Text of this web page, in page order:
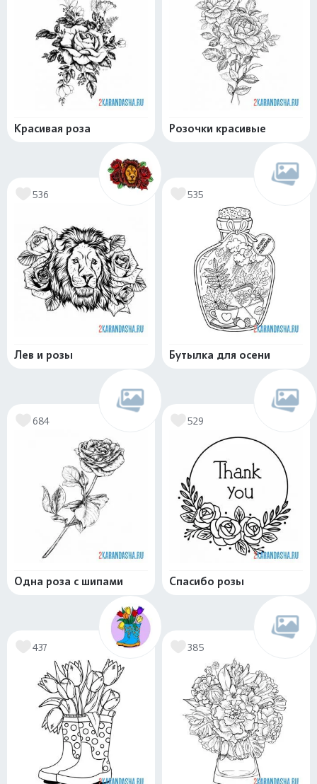
Красивая роза Розочки красивые
536
Лев и розы
535
Бутылка для осени
684
Одна роза с шипами
529
Спасибо розы
437 385